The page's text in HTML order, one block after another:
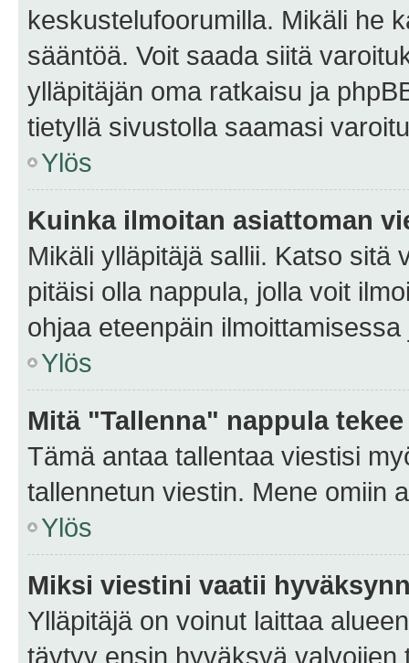
keskustelufoorumilla. Mikäli he
sääntöä. Voit saada siitä
ylläpitäjän oma ratkaisu ja
tietyllä sivustolla saamasi
Ylös
Kuinka ilmoitan asiattoman
Mikäli ylläpitäjä sallii. Katso sitä
pitäisi olla nappula, jolla voit
ohjaa eteenpäin
Ylös
Mitä "Tallenna" nappula
Tämä antaa tallentaa viestisi
tallennetun viestin. Mene omiin
Ylös
Miksi viestini vaatii
Ylläpitäjä on voinut laittaa
täytyy ensin hyväksyä